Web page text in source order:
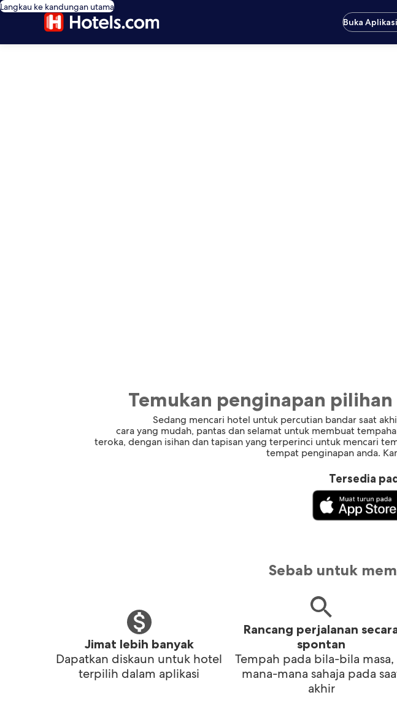
Langkau ke kandungan utama
Buka Aplikasi
Temukan penginapan
Sedang mencari hotel untuk percutian bandar saat
cara yang mudah, pantas dan selamat untuk membuat
teroka, dengan isihan dan tapisan yang terperinci untuk mencari
tempat penginapan anda.
Tersedia
Sebab untuk
Jimat lebih banyak
Dapatkan diskaun untuk hotel
terpilih dalam aplikasi
Rancang perjalanan
spontan
Tempah pada bila-bila
mana-mana sahaja pada
akhir